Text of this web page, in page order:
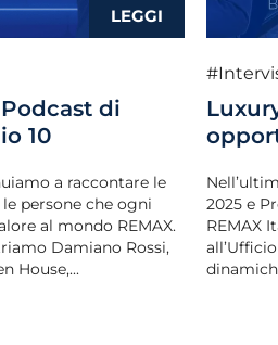
di
10
a raccontare le
persone che ogni
al mondo REMAX.
Damiano Rossi,
House,...
2025 e
REMAX